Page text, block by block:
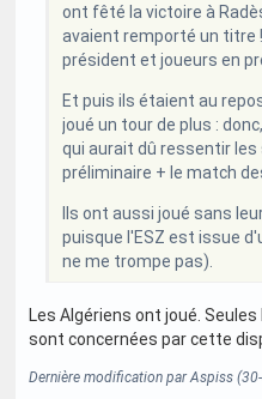
ont fêté la victoire à
avaient remporté un titre
président et joueurs en
Et puis ils étaient au
joué un tour de plus :
qui aurait dû ressentir
préliminaire + le match
Ils ont aussi joué sans
puisque l'ESZ est issue
ne me trompe pas).
Les Algériens ont joué.
sont concernées par cette
Dernière modification par Aspiss